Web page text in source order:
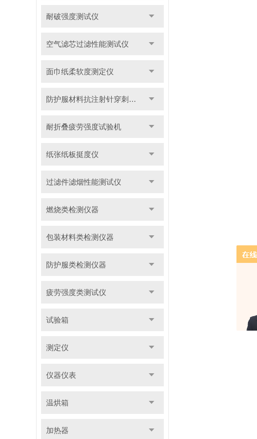
耐破强度测试仪
空气滤芯过滤性能测试仪
面巾纸柔软度测定仪
防护服材料抗注射针穿刺性能测试仪
耐折叠疲劳强度试验机
纸张纸板挺度仪
过滤件滤烟性能测试仪
燃烧类检测仪器
包装材料类检测仪器
防护服类检测仪器
疲劳强度类测试仪
试验箱
测定仪
仪器仪表
温烘箱
加热器